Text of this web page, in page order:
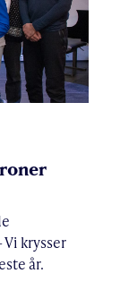
krysser
år.